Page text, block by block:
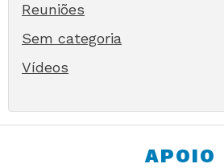
Reuniões
Sem categoria
Vídeos
APOIO